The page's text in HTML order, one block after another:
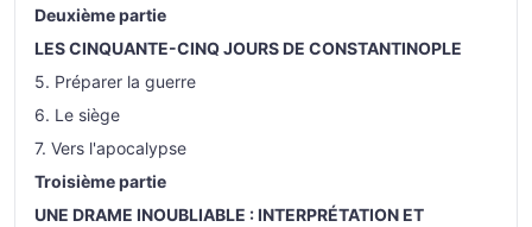
Deuxième partie
LES CINQUANTE-CINQ JOURS DE CONSTANTINOPLE
5. Préparer la guerre
6. Le siège
7. Vers l'apocalypse
Troisième partie
UNE DRAME INOUBLIABLE : INTERPRÉTATION ET